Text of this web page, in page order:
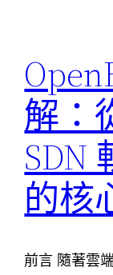
解：
SDN
的核
前言 隨著雲